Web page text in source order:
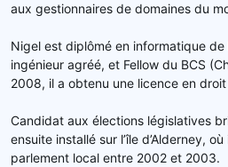
aux gestionnaires de domaines du
Nigel est diplômé en informatique de
ingénieur agréé, et Fellow du BCS
2008, il a obtenu une licence en droit
Candidat aux élections législatives
ensuite installé sur l’île d’Alderney,
parlement local entre 2002 et 2003.